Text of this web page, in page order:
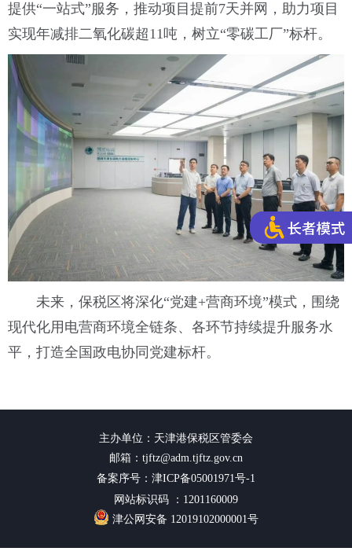
提供“一站式”服务，推动项目提前7天并网，助力项目
实现年减排二氧化碳超11吨，树立“零碳工厂”标杆。
未来，保税区将深化“党建+营商环境”模式，围绕
现代化用电营商环境全链条、各环节持续提升服务水
平，打造全国政电协同党建标杆。
主办单位：天津港保税区管委会
邮箱：tjftz@adm.tjftz.gov.cn
备案序号：津ICP备05001971号-1
网站标识码 ：1201160009
津公网安备 12019102000001号